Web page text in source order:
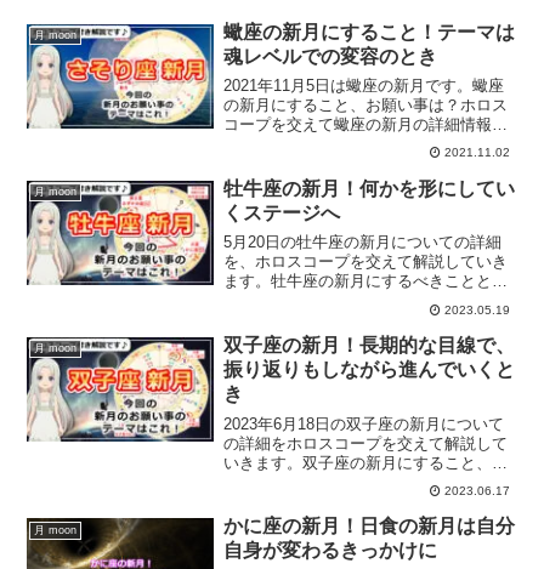
月 moon
蠍座の新月にすること！テーマは
魂レベルでの変容のとき
2021年11月5日は蠍座の新月です。蠍座
の新月にすること、お願い事は？ホロス
コープを交えて蠍座の新月の詳細情報を
2021.11.02
月 moon
牡牛座の新月！何かを形にしてい
くステージへ
5月20日の牡牛座の新月についての詳細
を、ホロスコープを交えて解説していき
ます。牡牛座の新月にするべきことと
2023.05.19
月 moon
双子座の新月！長期的な目線で、
振り返りもしながら進んでいくと
き
2023年6月18日の双子座の新月について
の詳細をホロスコープを交えて解説して
いきます。双子座の新月にすること、お
2023.06.17
月 moon
かに座の新月！日食の新月は自分
自身が変わるきっかけに